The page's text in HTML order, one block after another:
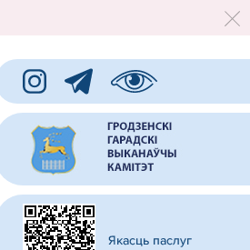
Якасць паслуг